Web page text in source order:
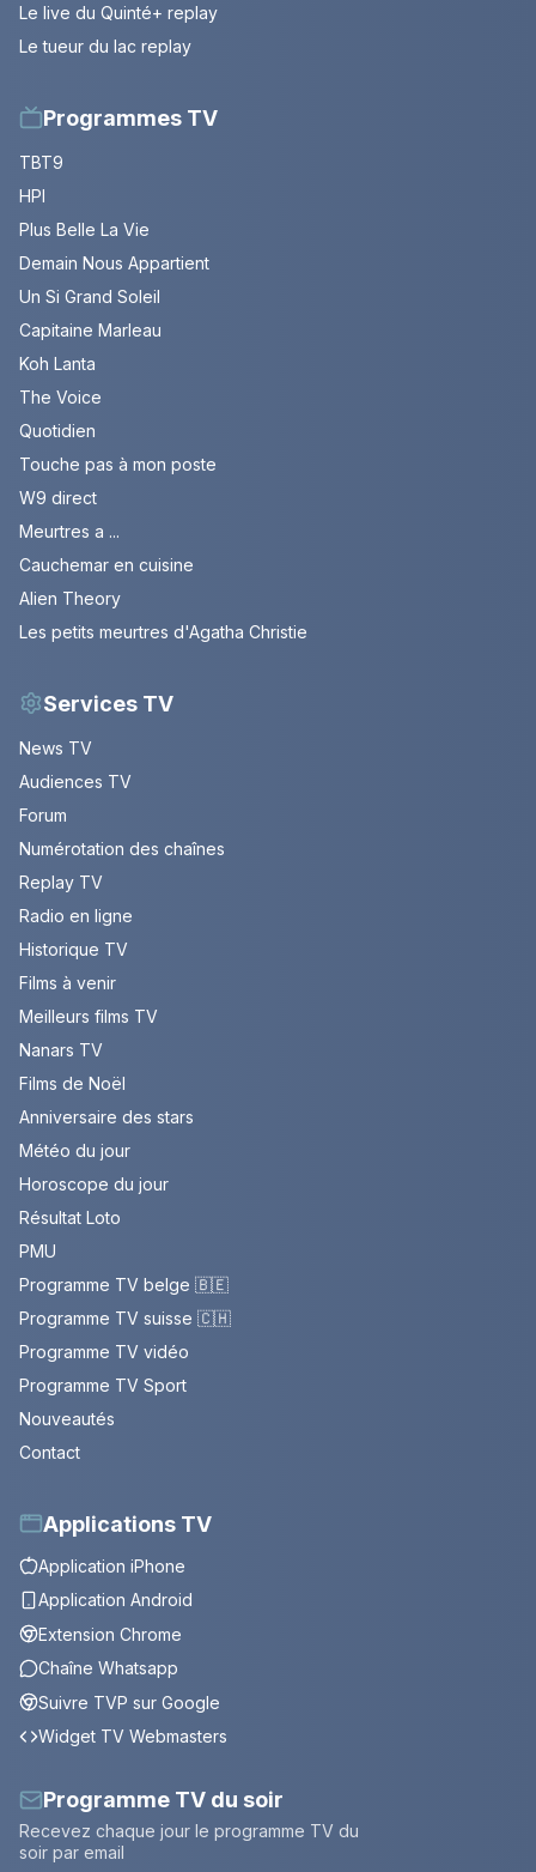
Le live du Quinté+ replay
Le tueur du lac replay
Programmes TV
TBT9
HPI
Plus Belle La Vie
Demain Nous Appartient
Un Si Grand Soleil
Capitaine Marleau
Koh Lanta
The Voice
Quotidien
Touche pas à mon poste
W9 direct
Meurtres a ...
Cauchemar en cuisine
Alien Theory
Les petits meurtres d'Agatha Christie
Services TV
News TV
Audiences TV
Forum
Numérotation des chaînes
Replay TV
Radio en ligne
Historique TV
Films à venir
Meilleurs films TV
Nanars TV
Films de Noël
Anniversaire des stars
Météo du jour
Horoscope du jour
Résultat Loto
PMU
Programme TV belge 🇧🇪
Programme TV suisse 🇨🇭
Programme TV vidéo
Programme TV Sport
Nouveautés
Contact
Applications TV
Application iPhone
Application Android
Extension Chrome
Chaîne Whatsapp
Suivre TVP sur Google
Widget TV Webmasters
Programme TV du soir
Recevez chaque jour le programme TV du
soir par email